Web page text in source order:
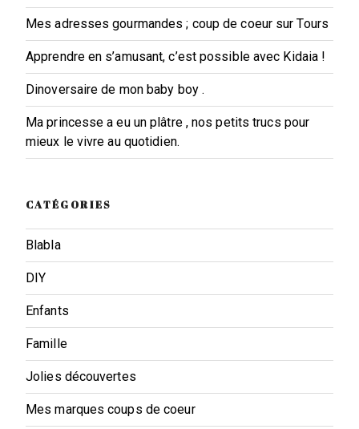
Mes adresses gourmandes ; coup de coeur sur Tours
Apprendre en s’amusant, c’est possible avec Kidaia !
Dinoversaire de mon baby boy .
Ma princesse a eu un plâtre , nos petits trucs pour
mieux le vivre au quotidien.
CATÉGORIES
Blabla
DIY
Enfants
Famille
Jolies découvertes
Mes marques coups de coeur